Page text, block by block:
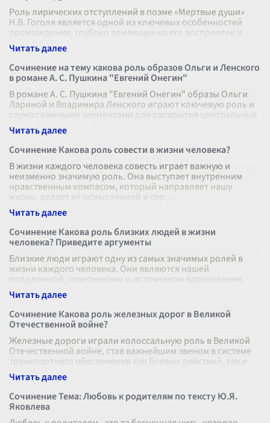
Роль лирических отступлений в поэме «Мертвые души»
Н.В. Гоголя является одной из ключевых особенностей
произведения, глубоко влияющих на его восприятие и
интерпретацию. Лирические
Сочинение на тему какова роль образов Ольги и Ленского
в романе А. С. Пушкина "Евгений Онегин"
В романе А. С. Пушкина "Евгений Онегин" образы Ольги
Лариной и Владимира Ленского играют ключевую роль и
служат важными элементами для раскрытия центральных
тем произведения. Эти п
Сочинение Какова роль совести в жизни человека?
В жизни каждого человека совесть играет важную и
неизменно значимую роль. Она выступает внутренним
нравственным компасом, который направляет нашу
жизнь, делает её осмысленной и спр
Сочинение Какова роль близких людей в жизни
человека? Приведите аргументы
Близкие люди играют одну из самых значимых ролей в
жизни каждого человека. Они являются нашей
поддержкой, советниками и источником вдохновения.
Ведь никто не может заменить нам сем
Сочинение Какова роль железных дорог в Великой
Отечественной войне?
Железные дороги играли колоссальную роль в Великой
Отечественной войне, став важнейшим звеном в системе
транспортного обеспечения как боевых действий, так и
тыла. Именно благодаря
Сочинение Тема: Любовь к родителям по тексту Ю.Я.
Яковлева